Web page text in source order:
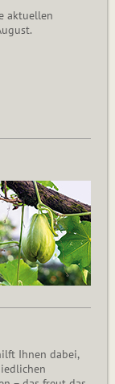
aktuellen
Ihnen dabei,